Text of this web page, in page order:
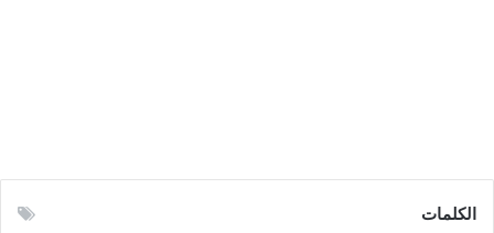
الكلمات